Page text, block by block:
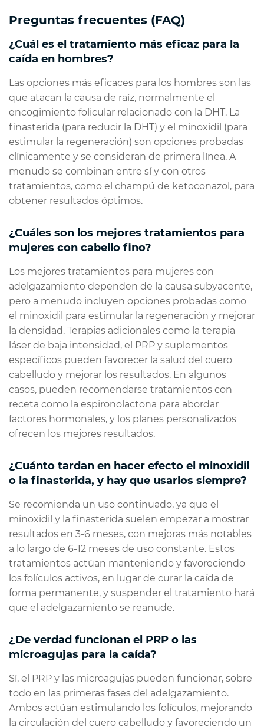
Preguntas frecuentes (FAQ)
¿Cuál es el tratamiento más eficaz para la
caída en hombres?
Las opciones más eficaces para los hombres son las
que atacan la causa de raíz, normalmente el
encogimiento folicular relacionado con la DHT. La
finasterida (para reducir la DHT) y el minoxidil (para
estimular la regeneración) son opciones probadas
clínicamente y se consideran de primera línea. A
menudo se combinan entre sí y con otros
tratamientos, como el champú de ketoconazol, para
obtener resultados óptimos.
¿Cuáles son los mejores tratamientos para
mujeres con cabello fino?
Los mejores tratamientos para mujeres con
adelgazamiento dependen de la causa subyacente,
pero a menudo incluyen opciones probadas como
el minoxidil para estimular la regeneración y mejorar
la densidad. Terapias adicionales como la terapia
láser de baja intensidad, el PRP y suplementos
específicos pueden favorecer la salud del cuero
cabelludo y mejorar los resultados. En algunos
casos, pueden recomendarse tratamientos con
receta como la espironolactona para abordar
factores hormonales, y los planes personalizados
ofrecen los mejores resultados.
¿Cuánto tardan en hacer efecto el minoxidil
o la finasterida, y hay que usarlos siempre?
Se recomienda un uso continuado, ya que el
minoxidil y la finasterida suelen empezar a mostrar
resultados en 3-6 meses, con mejoras más notables
a lo largo de 6-12 meses de uso constante. Estos
tratamientos actúan manteniendo y favoreciendo
los folículos activos, en lugar de curar la caída de
forma permanente, y suspender el tratamiento hará
que el adelgazamiento se reanude.
¿De verdad funcionan el PRP o las
microagujas para la caída?
Sí, el PRP y las microagujas pueden funcionar, sobre
todo en las primeras fases del adelgazamiento.
Ambos actúan estimulando los folículos, mejorando
la circulación del cuero cabelludo y favoreciendo un